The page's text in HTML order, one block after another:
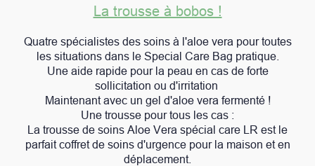
La trousse à bobos !
Quatre spécialistes des soins à l'aloe vera pour toutes
les situations dans le Special Care Bag pratique.
Une aide rapide pour la peau en cas de forte
sollicitation ou d'irritation
Maintenant avec un gel d'aloe vera fermenté !
Une trousse pour tous les cas :
La trousse de soins Aloe Vera spécial care LR est le
parfait coffret de soins d'urgence pour la maison et en
déplacement.